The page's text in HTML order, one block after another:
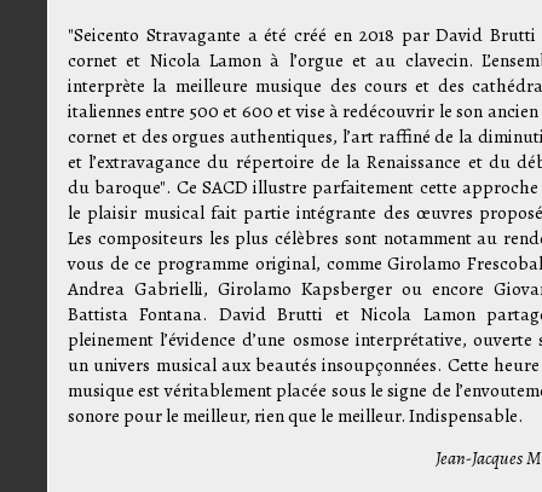
"Seicento Stravagante a été créé en 2018 par David
cornet et Nicola Lamon à l’orgue et au clavecin.
interprète la meilleure musique des cours et des
italiennes entre 500 et 600 et vise à redécouvrir le son
cornet et des orgues authentiques, l’art raffiné de la
et l’extravagance du répertoire de la Renaissance et du
du baroque". Ce SACD illustre parfaitement cette
le plaisir musical fait partie intégrante des œuvres
Les compositeurs les plus célèbres sont notamment au
vous de ce programme original, comme Girolamo
Andrea Gabrielli, Girolamo Kapsberger ou encore
Battista Fontana. David Brutti et Nicola Lamon
pleinement l’évidence d’une osmose interprétative, ouverte
un univers musical aux beautés insoupçonnées. Cette
musique est véritablement placée sous le signe de
sonore pour le meilleur, rien que le meilleur. Indispensable.
Jean-Jacques